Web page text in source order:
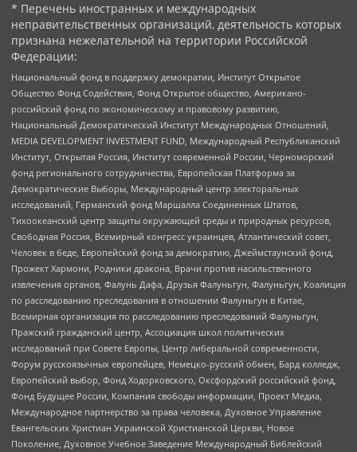
* Перечень иностранных и международных
неправительственных организаций, деятельность которых
признана нежелательной на территории Российской
Федерации:
Национальный фонд в поддержку демократии, Институт Открытое
Общество Фонд Содействия, Фонд Открытое общество, Американо-
российский фонд по экономическому и правовому развитию,
Национальный Демократический Институт Международных Отношений,
MEDIA DEVELOPMENT INVESTMENT FUND, Международный Республиканский
Институт, Открытая Россия, Институт современной России, Черноморский
фонд регионального сотрудничества, Европейская Платформа за
Демократические Выборы, Международный центр электоральных
исследований, Германский фонд Маршалла Соединенных Штатов,
Тихоокеанский центр защиты окружающей среды и природных ресурсов,
Свободная Россия, Всемирный конгресс украинцев, Атлантический совет,
Человек в беде, Европейский фонд за демократию, Джеймстаунский фонд,
Прожект Хармони, Родники дракона, Врачи против насильственного
извлечения органов, Фалунь Дафа, Друзья Фалуньгун, Фалуньгун, Коалиция
по расследованию преследования в отношении Фалуньгун в Китае,
Всемирная организация по расследованию преследований Фалуньгун,
Пражский гражданский центр, Ассоциация школ политических
исследований при Совете Европы, Центр либеральной современности,
Форум русскоязычных европейцев, Немецко-русский обмен, Бард колледж,
Европейский выбор, Фонд Ходорковского, Оксфордский российский фонд,
Фонд Будущее России, Компания свободы информации, Проект Медиа,
Международное партнерство за права человека, Духовное Управление
Евангельских Христиан Украинской Христианской Церкви, Новое
Поколение, Духовное Учебное Заведение Международный Библейский